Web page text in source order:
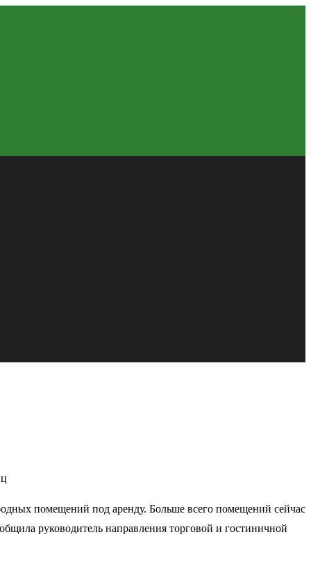
помещений под аренду. Больше всего помещений сейчас
руководитель направления торговой и гостиничной